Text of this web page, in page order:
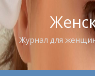
Журнал для